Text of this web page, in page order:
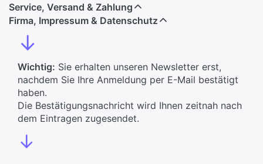
Service, Versand & Zahlung
Firma, Impressum & Datenschutz
↓
Wichtig: Sie erhalten unseren Newsletter erst,
nachdem Sie Ihre Anmeldung per E-Mail bestätigt
haben.
Die Bestätigungsnachricht wird Ihnen zeitnah nach
dem Eintragen zugesendet.
↓